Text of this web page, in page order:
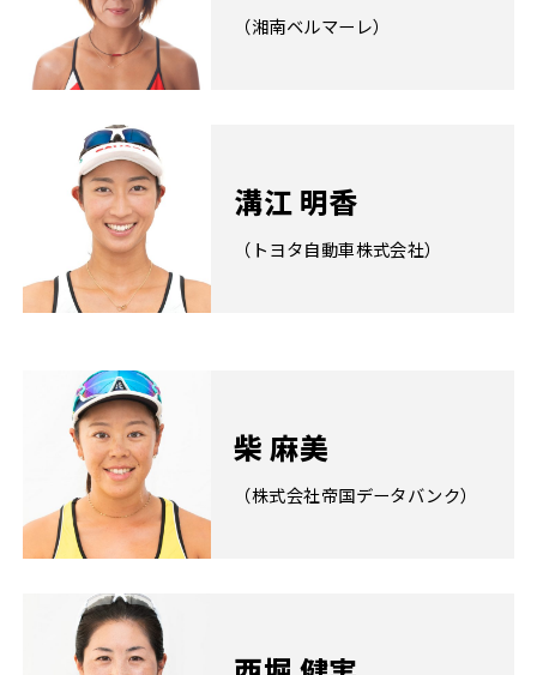
（湘南ベルマーレ）
溝江 明香
（トヨタ自動車株式会社）
柴 麻美
（株式会社帝国データバンク）